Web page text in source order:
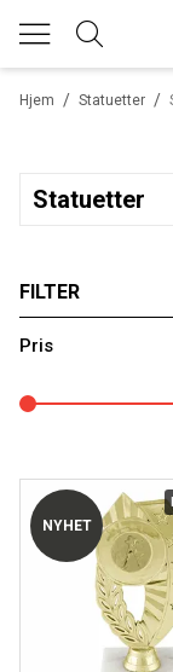
/
Hjem /
Statuetter
Statuetter
FILTER
Varemerker
Velg produkttype
Pris
NYHET